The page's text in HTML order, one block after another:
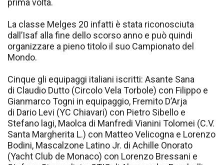
prima volta.
La classe Melges 20 infatti è stata riconosciuta
dall’Isaf alla fine dello scorso anno e può quindi
organizzare a pieno titolo il suo Campionato del
Mondo.
Cinque gli equipaggi italiani iscritti: Asante Sana
di Claudio Dutto (Circolo Vela Torbole) con Filippo e
Gianmarco Togni in equipaggio, Fremito D’Arja
di Dario Levi (YC Chiavari) con Pietro Sibello e
Stefano lagi, Maolca di Manfredi Vianini Tolomei (C.V.
Santa Margherita L.) con Matteo Velicogna e Lorenzo
Bodini, Mascalzone Latino Jr. di Achille Onorato
(Yacht Club de Monaco) con Lorenzo Bressani e